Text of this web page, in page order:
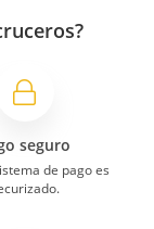
seguro
de pago es